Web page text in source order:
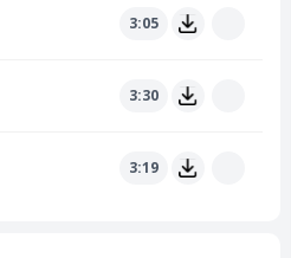
3:05
3:30
3:19